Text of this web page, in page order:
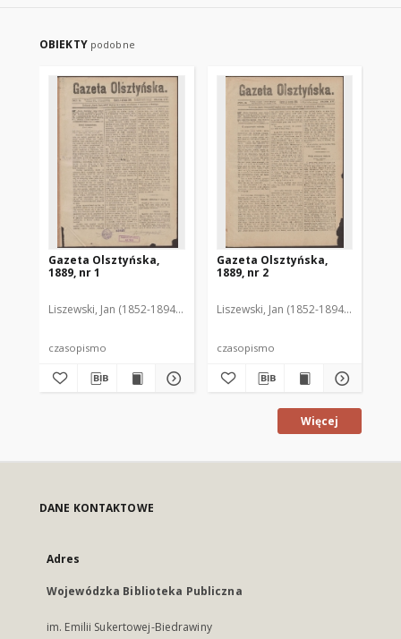
OBIEKTY podobne
Gazeta Olsztyńska,
1889, nr 1
Liszewski, Jan (1852-1894). Red.
czasopismo
Gazeta Olsztyńska,
1889, nr 2
Liszewski, Jan (1852-1894). Red.
czasopismo
Więcej
DANE KONTAKTOWE
Adres
Wojewódzka Biblioteka Publiczna
im. Emilii Sukertowej-Biedrawiny